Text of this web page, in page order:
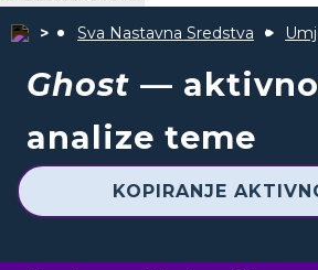
Sva Nastavna Sredstva
Ghost —
analize teme
KOPIRANJE